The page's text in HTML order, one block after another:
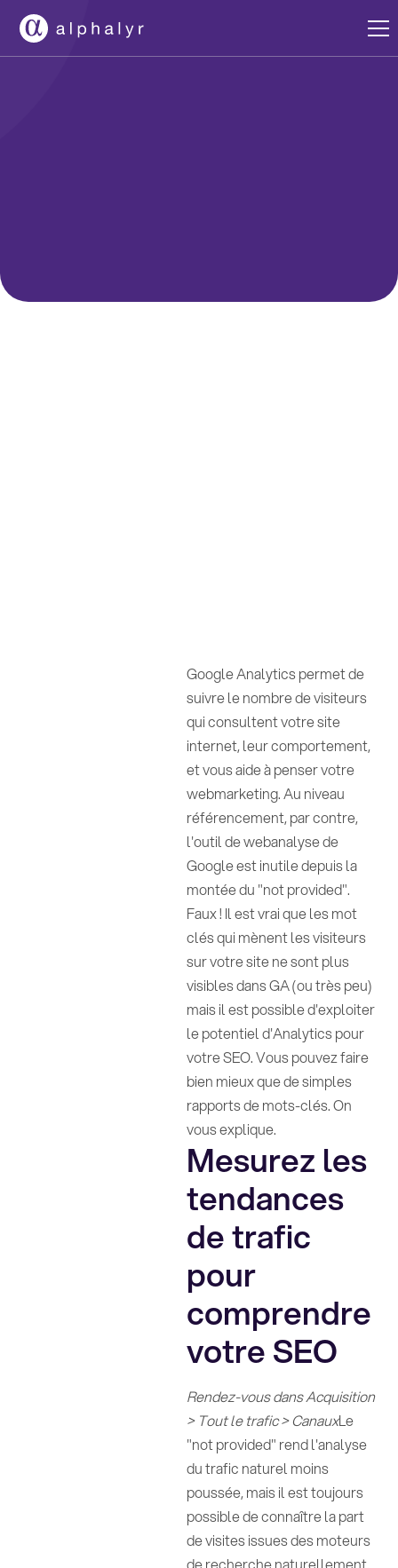
Google Analytics permet de
suivre le nombre de visiteurs
qui consultent votre site
internet, leur comportement,
et vous aide à penser votre
webmarketing. Au niveau
référencement, par contre,
l'outil de webanalyse de
Google est inutile depuis la
montée du "not provided".
Faux ! Il est vrai que les mot
clés qui mènent les visiteurs
sur votre site ne sont plus
visibles dans GA (ou très peu)
mais il est possible d'exploiter
le potentiel d'Analytics pour
votre SEO. Vous pouvez faire
bien mieux que de simples
rapports de mots-clés. On
vous explique.
Mesurez les
tendances
de trafic
pour
comprendre
votre SEO
Rendez-vous dans Acquisition
> Tout le trafic > CanauxLe
"not provided" rend l'analyse
du trafic naturel moins
poussée, mais il est toujours
possible de connaître la part
de visites issues des moteurs